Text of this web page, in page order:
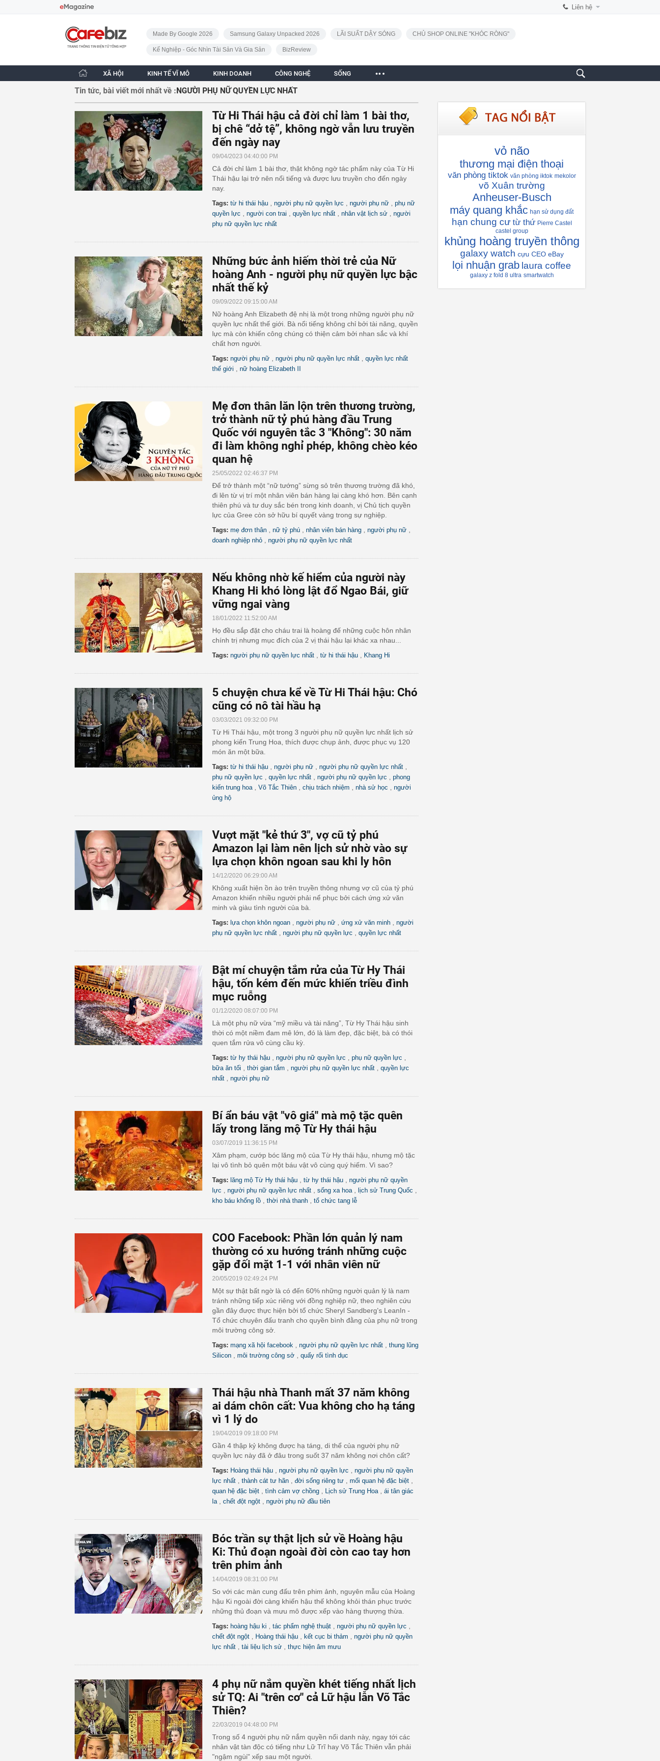
Liên hệ
CafeBiz - Trang chủ
Made By Google 2026
Samsung Galaxy Unpacked 2026 LÃI SUẤT DẬY SÓNG CHỦ SHOP ONLINE "KHÓC RÒNG"
Kế Nghiệp - Góc Nhìn Tài Sản Và Gia Sản BizReview
XÃ HỘI KINH TẾ VĨ MÔ KINH DOANH CÔNG NGHỆ SỐNG
Tin tức, bài viết mới nhất về :NGƯỜI PHỤ NỮ QUYỀN LỰC NHẤT
Từ Hi Thái hậu cả đời chỉ làm 1 bài thơ,
bị chê “dở tệ”, không ngờ vẫn lưu truyền
đến ngày nay
09/04/2023 04:40:00 PM
Cả đời chỉ làm 1 bài thơ, thật không ngờ tác phẩm này của Từ Hi
Thái hậu lại trở nên nổi tiếng và được lưu truyền cho đến ngày
nay.
Tags: từ hi thái hậu người phụ nữ quyền lực người phụ nữ
phụ nữ
quyền lực
người con trai quyền lực nhất nhân vật lịch sử
người
phụ nữ quyền lực nhất
Những bức ảnh hiếm thời trẻ của Nữ
hoàng Anh - người phụ nữ quyền lực bậc
nhất thế kỷ
09/09/2022 09:15:00 AM
Nữ hoàng Anh Elizabeth đệ nhị là một trong những người phụ nữ
quyền lực nhất thế giới. Bà nổi tiếng không chỉ bởi tài năng, quyền
lực mà còn khiến công chúng có thiện cảm bởi nhan sắc và khí
chất hơn người.
Tags: người phụ nữ người phụ nữ quyền lực nhất
quyền lực nhất
thế giới
nữ hoàng Elizabeth II
Mẹ đơn thân lăn lộn trên thương trường,
trở thành nữ tỷ phú hàng đầu Trung
Quốc với nguyên tắc 3 "Không": 30 năm
đi làm không nghỉ phép, không chèo kéo
quan hệ
25/05/2022 02:46:37 PM
Để trở thành một “nữ tướng” sừng sỏ trên thương trường đã khó,
đi lên từ vị trí một nhân viên bán hàng lại càng khó hơn. Bên cạnh
thiên phú và tư duy sắc bén trong kinh doanh, vị Chủ tịch quyền
lực của Gree còn sở hữu bí quyết vàng trong sự nghiệp.
Tags: mẹ đơn thân nữ tỷ phú nhân viên bán hàng người phụ nữ
doanh nghiệp nhỏ người phụ nữ quyền lực nhất
Nếu không nhờ kế hiểm của người này
Khang Hi khó lòng lật đổ Ngao Bái, giữ
vững ngai vàng
18/01/2022 11:52:00 AM
Họ đều sắp đặt cho cháu trai là hoàng đế những cuộc hôn nhân
chính trị nhưng mục đích của 2 vị thái hậu lại khác xa nhau...
Tags: người phụ nữ quyền lực nhất từ hi thái hậu Khang Hi
5 chuyện chưa kể về Từ Hi Thái hậu: Chó
cũng có nô tài hầu hạ
03/03/2021 09:32:00 PM
Từ Hi Thái hậu, một trong 3 người phụ nữ quyền lực nhất lịch sử
phong kiến Trung Hoa, thích được chụp ảnh, được phục vụ 120
món ăn một bữa.
Tags: từ hi thái hậu người phụ nữ người phụ nữ quyền lực nhất
phụ nữ quyền lực quyền lực nhất người phụ nữ quyền lực
phong
kiến trung hoa
Võ Tắc Thiên chịu trách nhiệm nhà sử học
người
ủng hộ
Vượt mặt "kẻ thứ 3", vợ cũ tỷ phú
Amazon lại làm nên lịch sử nhờ vào sự
lựa chọn khôn ngoan sau khi ly hôn
14/12/2020 06:29:00 AM
Không xuất hiện ồn ào trên truyền thông nhưng vợ cũ của tỷ phú
Amazon khiến nhiều người phải nể phục bởi cách ứng xử văn
minh và giàu tình người của bà.
Tags: lựa chọn khôn ngoan người phụ nữ ứng xử văn minh
người
phụ nữ quyền lực nhất
người phụ nữ quyền lực quyền lực nhất
Bật mí chuyện tắm rửa của Từ Hy Thái
hậu, tốn kém đến mức khiến triều đình
mục ruỗng
01/12/2020 08:07:00 PM
Là một phụ nữ vừa “mỹ miều và tài năng”, Từ Hy Thái hậu sinh
thời có một niềm đam mê lớn, đó là làm đẹp, đặc biệt, bà có thói
quen tắm rửa vô cùng cầu kỳ.
Tags: từ hy thái hậu người phụ nữ quyền lực phụ nữ quyền lực
bữa ăn tối thời gian tắm người phụ nữ quyền lực nhất
quyền lực
nhất
người phụ nữ
Bí ẩn báu vật "vô giá" mà mộ tặc quên
lấy trong lăng mộ Từ Hy thái hậu
03/07/2019 11:36:15 PM
Xâm phạm, cướp bóc lăng mộ của Từ Hy thái hậu, nhưng mộ tặc
lại vô tình bỏ quên một báu vật vô cùng quý hiếm. Vì sao?
Tags: lăng mộ Từ Hy thái hậu từ hy thái hậu
người phụ nữ quyền
lực
người phụ nữ quyền lực nhất sống xa hoa lịch sử Trung Quốc
kho báu khổng lồ thời nhà thanh tổ chức tang lễ
COO Facebook: Phần lớn quản lý nam
thường có xu hướng tránh những cuộc
gặp đối mặt 1-1 với nhân viên nữ
20/05/2019 02:49:24 PM
Một sự thật bất ngờ là có đến 60% những người quản lý là nam
tránh những tiếp xúc riêng với đồng nghiệp nữ, theo nghiên cứu
gần đây được thực hiện bởi tổ chức Sheryl Sandberg's LeanIn -
Tổ chức chuyên đấu tranh cho quyền bình đằng của phụ nữ trong
môi trường công sở.
Tags: mạng xã hội facebook người phụ nữ quyền lực nhất
thung lũng
Silicon
môi trường công sở quấy rối tình dục
Thái hậu nhà Thanh mất 37 năm không
ai dám chôn cất: Vua không cho hạ táng
vì 1 lý do
19/04/2019 09:18:00 PM
Gần 4 thập kỷ không được hạ táng, di thể của người phụ nữ
quyền lực này đã ở đâu trong suốt 37 năm không nơi chôn cất?
Tags: Hoàng thái hậu người phụ nữ quyền lực
người phụ nữ quyền
lực nhất
thành cát tư hãn đời sống riêng tư mối quan hệ đặc biệt
quan hệ đặc biệt tình cảm vợ chồng Lịch sử Trung Hoa
ái tân giác
la
chết đột ngột người phụ nữ đầu tiên
Bóc trần sự thật lịch sử về Hoàng hậu
Ki: Thủ đoạn ngoài đời còn cao tay hơn
trên phim ảnh
14/04/2019 08:31:00 PM
So với các màn cung đấu trên phim ảnh, nguyên mẫu của Hoàng
hậu Ki ngoài đời càng khiến hậu thế không khỏi thán phục trước
những thủ đoạn và mưu mô được xếp vào hàng thượng thừa.
Tags: hoàng hậu ki tác phẩm nghệ thuật người phụ nữ quyền lực
chết đột ngột Hoàng thái hậu kết cục bi thảm
người phụ nữ quyền
lực nhất
tài liệu lịch sử thực hiện âm mưu
4 phụ nữ nắm quyền khét tiếng nhất lịch
sử TQ: Ai "trên cơ" cả Lữ hậu lẫn Võ Tắc
Thiên?
22/03/2019 04:48:00 PM
Trong số 4 người phụ nữ nắm quyền nổi danh này, ngay tới các
nhân vật tàn độc có tiếng như Lữ Trĩ hay Võ Tắc Thiên vẫn phải
"ngậm ngùi" xếp sau một người.
vỏ não
thương mại điện thoại
văn phòng tiktok văn phòng iktok mekolor
võ Xuân trường
Anheuser-Busch
máy quang khắc hạn sử dụng đất
hạn chung cư từ thứ Pierre Castel
castel group
khủng hoàng truyền thông
galaxy watch cựu CEO eBay
lọi nhuận grab laura coffee
galaxy z fold 8 ultra smartwatch